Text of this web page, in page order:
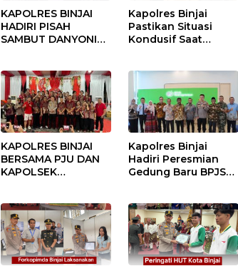
KAPOLRES BINJAI
HADIRI PISAH
SAMBUT DANYONIF
POLRI
Kapolres Binjai
Pastikan Situasi
Kondusif Saat
Hulu-I
KAPOLRES BINJAI
BERSAMA PJU DAN
KAPOLSEK
BINJAI
Kapolres Binjai
Hadiri Peresmian
Gedung Baru BPJS
Perlindungan
Menyeluruh bagi
Pekerja”